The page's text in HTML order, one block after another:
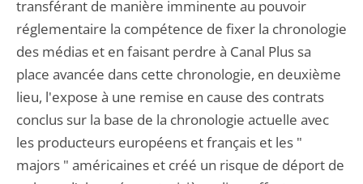
transférant de manière imminente au pouvoir
réglementaire la compétence de fixer la chronologie
des médias et en faisant perdre à Canal Plus sa
place avancée dans cette chronologie, en deuxième
lieu, l'expose à une remise en cause des contrats
conclus sur la base de la chronologie actuelle avec
les producteurs européens et français et les "
majors " américaines et créé un risque de déport de